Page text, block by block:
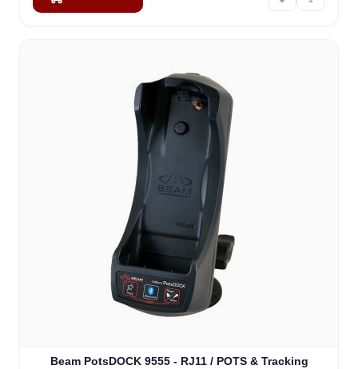
Beam PotsDOCK 9555 - RJ11 / POTS & Tracking